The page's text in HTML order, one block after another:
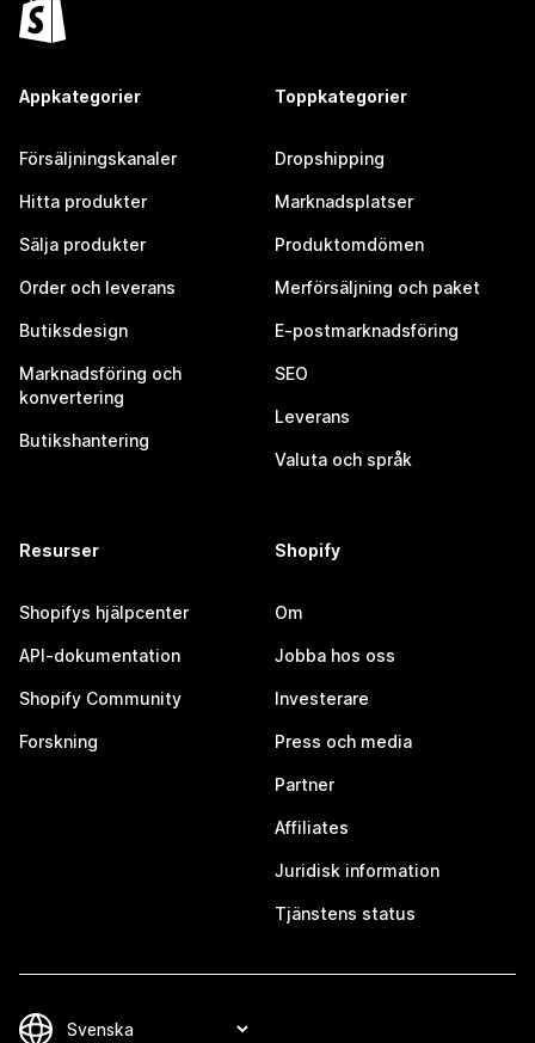
Appkategorier
Försäljningskanaler
Hitta produkter
Sälja produkter
Order och leverans
Butiksdesign
Marknadsföring och
konvertering
Butikshantering
Toppkategorier
Dropshipping
Marknadsplatser
Produktomdömen
Merförsäljning och paket
E-postmarknadsföring
SEO
Leverans
Valuta och språk
Resurser
Shopifys hjälpcenter
API-dokumentation
Shopify Community
Forskning
Shopify
Om
Jobba hos oss
Investerare
Press och media
Partner
Affiliates
Juridisk information
Tjänstens status